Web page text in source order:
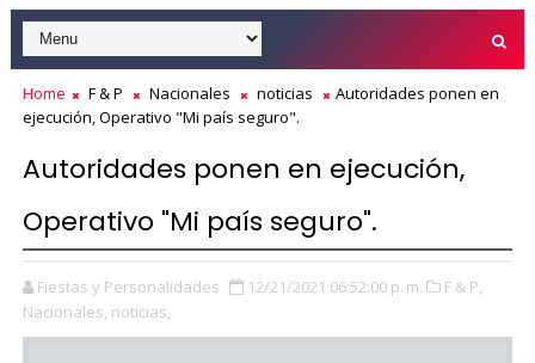
Home F & P Nacionales noticias
Autoridades ponen en
ejecución, Operativo "Mi país seguro".
Autoridades ponen en ejecución,
Operativo "Mi país seguro".
Fiestas y Personalidades 12/21/2021 06:52:00 p. m.
F & P,
Nacionales, noticias,